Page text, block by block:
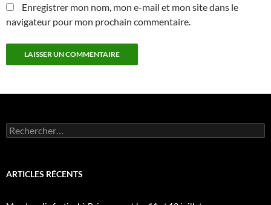
Enregistrer mon nom, mon e-mail et mon site dans le
navigateur pour mon prochain commentaire.
Rechercher :
ARTICLES RÉCENTS